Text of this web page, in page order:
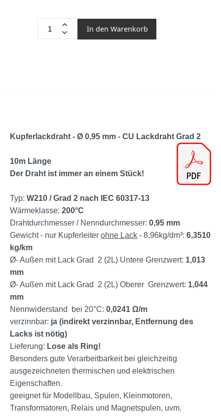
In den Warenkorb
Kupferlackdraht - Ø 0,95 mm - CU Lackdraht Grad 2
10m Länge
Der Draht ist immer an einem Stück!
Typ: W210 / Grad 2 nach IEC 60317-13
Wärmeklasse: 200°C
Drahtdurchmesser / Nenndurchmesser: 0,95 mm
Gewicht - nur Kupferleiter ohne Lack - 8,96kg/dm³: 6,3510
kg/km
Ø- Außen mit Lack Grad 2 (2L) Untere Grenzwert: 1,013
mm
Ø- Außen mit Lack Grad 2 (2L) Oberer Grenzwert: 1,044
mm
Nennwiderstand bei 20°C: 0,0241 Ω/m
verzinnbar: ja (indirekt verzinnbar, Entfernung des
Lacks ist nötig)
Lieferung: Lose als Ring!
Besonders gute Verarbeitbarkeit bei gleichzeitig
ausgezeichneten thermischen und elektrischen
Eigenschaften.
geeignet für Modellbau, Spulen, Kleinmotoren,
Transformatoren, Relais und Magnetspulen, uvm.